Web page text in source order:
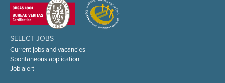
SELECT JOBS
Current jobs and vacancies
Spontaneous application
Job alert